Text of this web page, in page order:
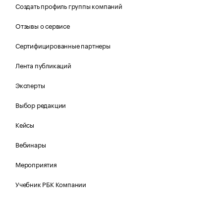
Создать профиль группы компаний
Отзывы о сервисе
Сертифицированные партнеры
Лента публикаций
Эксперты
Выбор редакции
Кейсы
Вебинары
Мероприятия
Учебник РБК Компании